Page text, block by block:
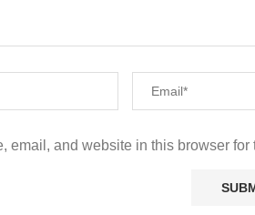
email, and website in this browser for